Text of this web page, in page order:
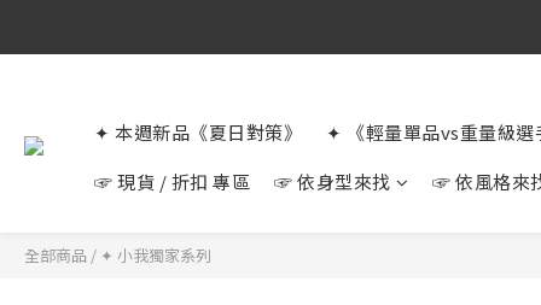
✦ 本週新品《夏日對策》
✦ 《輕量單品vs重量級選
☞ 現貨 / 折扣 專區
☞ 依身型來找 ☞ 依風格來
全部商品 / ✦ 小我獨家系列